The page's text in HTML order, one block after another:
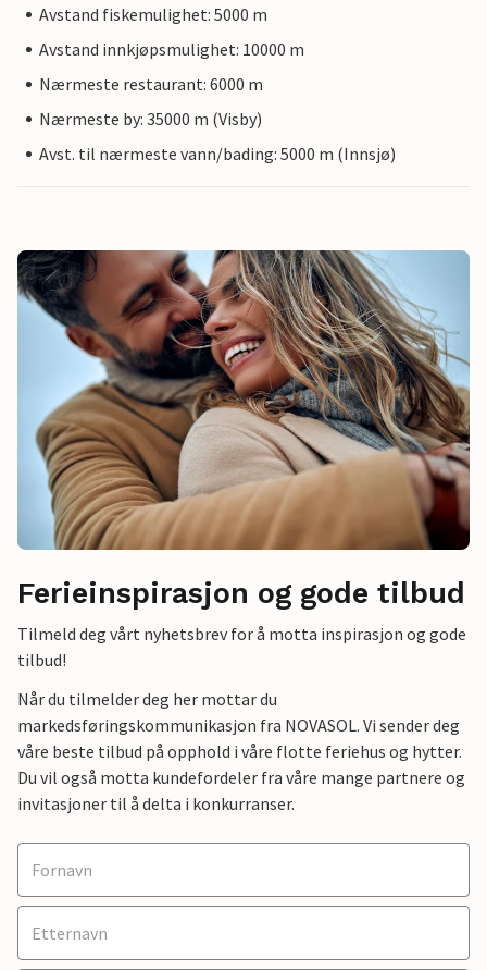
Avstand fiskemulighet: 5000 m
Avstand innkjøpsmulighet: 10000 m
Nærmeste restaurant: 6000 m
Nærmeste by: 35000 m (Visby)
Avst. til nærmeste vann/bading: 5000 m (Innsjø)
Ferieinspirasjon og gode tilbud
Tilmeld deg vårt nyhetsbrev for å motta inspirasjon og gode
tilbud!
Når du tilmelder deg her mottar du
markedsføringskommunikasjon fra NOVASOL. Vi sender deg
våre beste tilbud på opphold i våre flotte feriehus og hytter.
Du vil også motta kundefordeler fra våre mange partnere og
invitasjoner til å delta i konkurranser.